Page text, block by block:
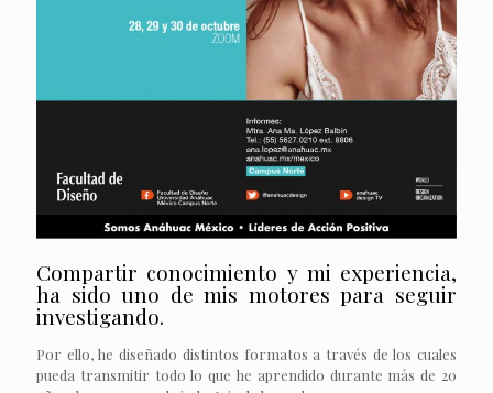
Compartir conocimiento y mi experiencia,
ha sido uno de mis motores para seguir
investigando.
Por ello, he diseñado distintos formatos a través de los cuales
pueda transmitir todo lo que he aprendido durante más de 20